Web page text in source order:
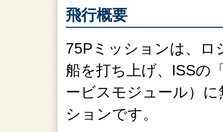
飛行概要
75Pミッションは、ロ
船を打ち上げ、ISSの
ービスモジュール）
ションです。